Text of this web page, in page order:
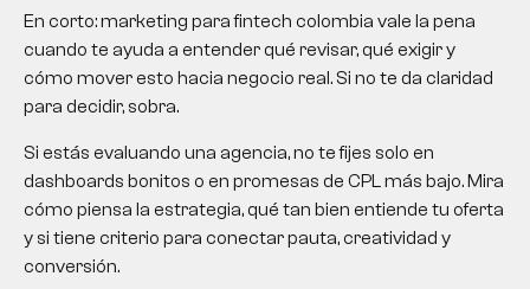
En corto:marketing para fintech colombia vale la pena
cuando te ayuda a entender qué revisar, qué exigir y
cómo mover esto hacia negocio real. Si no te da claridad
para decidir, sobra.
Si estás evaluando una agencia, no te fijes solo en
dashboards bonitos o en promesas de CPL más bajo. Mira
cómo piensa la estrategia, qué tan bien entiende tu oferta
y si tiene criterio para conectar pauta, creatividad y
conversión.